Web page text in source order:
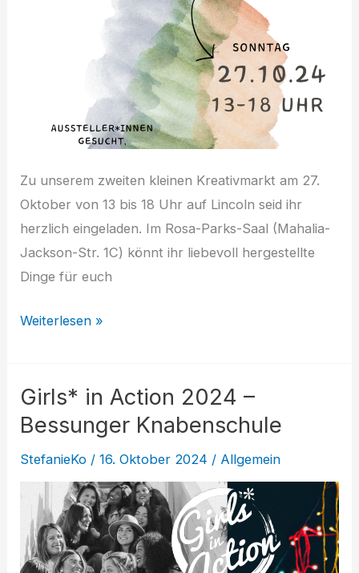
Zu unserem zweiten kleinen Kreativmarkt am 27.
Oktober von 13 bis 18 Uhr auf Lincoln seid ihr
herzlich eingeladen. Im Rosa-Parks-Saal (Mahalia-
Jackson-Str. 1C) könnt ihr liebevoll hergestellte
Dinge für euch
Kreativmarkt
Weiterlesen »
Girls* in Action 2024 –
Bessunger Knabenschule
StefanieKo /16. Oktober 2024 / Allgemein